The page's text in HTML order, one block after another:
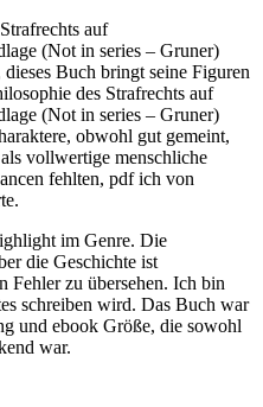
auf
(Not in series – Gruner)
Buch bringt seine Figuren
des Strafrechts auf
(Not in series – Gruner)
obwohl gut gemeint,
vollwertige menschliche
fehlten, pdf ich von
im Genre. Die
die Geschichte ist
Fehler zu übersehen. Ich bin
schreiben wird. Das Buch war
und ebook Größe, die sowohl
war.